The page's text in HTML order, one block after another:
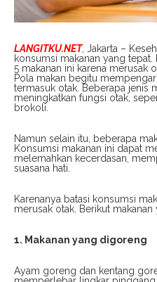
LANGITKU.NET, Jakarta –
konsumsi makanan yang
5 makanan ini karena merusak
Pola makan begitu
termasuk otak. Beberapa jenis
meningkatkan fungsi otak,
brokoli.
Namun selain itu, beberapa
Konsumsi makanan ini dapat
melemahkan kecerdasan,
suasana hati.
Karenanya batasi konsumsi
merusak otak. Berikut
1. Makanan yang digoreng
Ayam goreng dan kentang